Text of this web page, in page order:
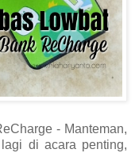
- Manteman,
di acara penting,